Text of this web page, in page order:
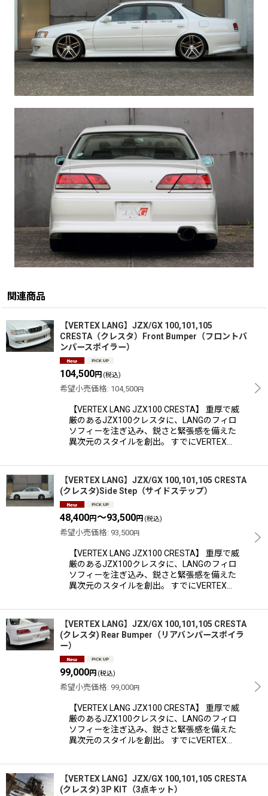
関連商品
【VERTEX LANG】JZX/GX 100,101,105
CRESTA（クレスタ）Front Bumper（フロントバ
ンパースポイラー）
104,500円 (税込)
希望小売価格: 104,500円
【VERTEX LANG JZX100 CRESTA】 重厚で威
厳のあるJZX100クレスタに、LANGのフィロ
ソフィーを注ぎ込み、鋭さと緊張感を備えた
異次元のスタイルを創出。 すでにVERTEX…
【VERTEX LANG】JZX/GX 100,101,105 CRESTA
(クレスタ)Side Step（サイドステップ）
48,400円～93,500円 (税込)
希望小売価格: 93,500円
【VERTEX LANG JZX100 CRESTA】 重厚で威
厳のあるJZX100クレスタに、LANGのフィロ
ソフィーを注ぎ込み、鋭さと緊張感を備えた
異次元のスタイルを創出。 すでにVERTEX…
【VERTEX LANG】JZX/GX 100,101,105 CRESTA
(クレスタ) Rear Bumper（リアバンパースポイラ
ー）
99,000円 (税込)
希望小売価格: 99,000円
【VERTEX LANG JZX100 CRESTA】 重厚で威
厳のあるJZX100クレスタに、LANGのフィロ
ソフィーを注ぎ込み、鋭さと緊張感を備えた
異次元のスタイルを創出。 すでにVERTEX…
【VERTEX LANG】JZX/GX 100,101,105 CRESTA
(クレスタ) 3P KIT（3点キット）